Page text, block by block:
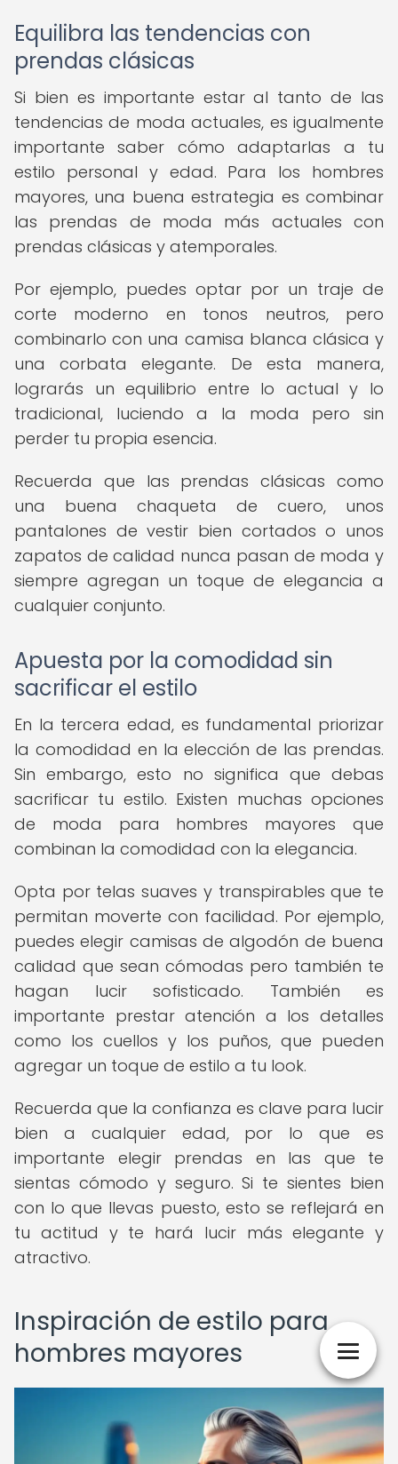
Equilibra las tendencias con
prendas clásicas
Si bien es importante estar al tanto de las
tendencias de moda actuales, es igualmente
importante saber cómo adaptarlas a tu
estilo personal y edad. Para los hombres
mayores, una buena estrategia es combinar
las prendas de moda más actuales con
prendas clásicas y atemporales.
Por ejemplo, puedes optar por un traje de
corte moderno en tonos neutros, pero
combinarlo con una camisa blanca clásica y
una corbata elegante. De esta manera,
lograrás un equilibrio entre lo actual y lo
tradicional, luciendo a la moda pero sin
perder tu propia esencia.
Recuerda que las prendas clásicas como
una buena chaqueta de cuero, unos
pantalones de vestir bien cortados o unos
zapatos de calidad nunca pasan de moda y
siempre agregan un toque de elegancia a
cualquier conjunto.
Apuesta por la comodidad sin
sacrificar el estilo
En la tercera edad, es fundamental priorizar
la comodidad en la elección de las prendas.
Sin embargo, esto no significa que debas
sacrificar tu estilo. Existen muchas opciones
de moda para hombres mayores que
combinan la comodidad con la elegancia.
Opta por telas suaves y transpirables que te
permitan moverte con facilidad. Por ejemplo,
puedes elegir camisas de algodón de buena
calidad que sean cómodas pero también te
hagan lucir sofisticado. También es
importante prestar atención a los detalles
como los cuellos y los puños, que pueden
agregar un toque de estilo a tu look.
Recuerda que la confianza es clave para lucir
bien a cualquier edad, por lo que es
importante elegir prendas en las que te
sientas cómodo y seguro. Si te sientes bien
con lo que llevas puesto, esto se reflejará en
tu actitud y te hará lucir más elegante y
atractivo.
Inspiración de estilo para
hombres mayores